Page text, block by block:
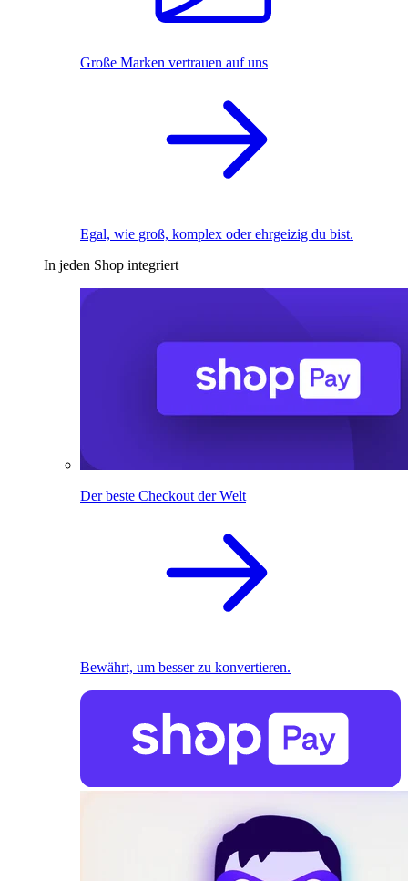
Große Marken vertrauen auf uns
Egal, wie groß, komplex oder ehrgeizig du bist.
In jeden Shop integriert
Der beste Checkout der Welt
Bewährt, um besser zu konvertieren.